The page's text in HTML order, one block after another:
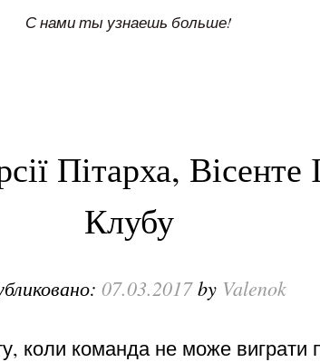
С нами ты узнаешь больше!
Пітарха,
Клубу
07.03.2017by Valenok
коли команда не може виграти